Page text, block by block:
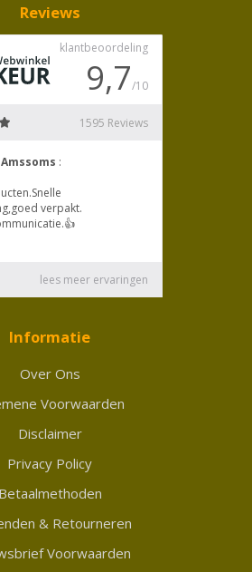
Reviews
Informatie
Over Ons
Voorwaarden
Disclaimer
Privacy Policy
Betaalmethoden
& Retourneren
Voorwaarden